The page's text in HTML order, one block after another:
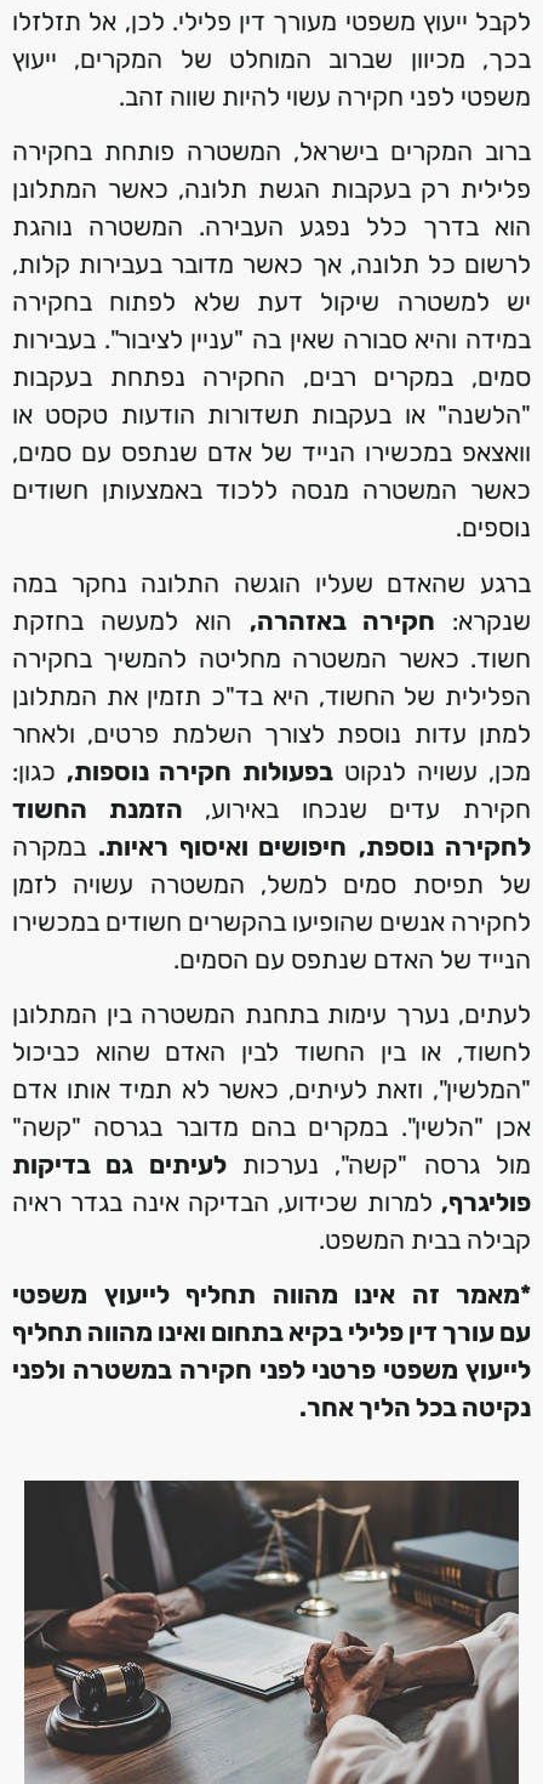
לקבל ייעוץ משפטי מעורך דין פלילי. לכן, אל תזלזלו
בכך, מכיוון שברוב המוחלט של המקרים, ייעוץ
משפטי לפני חקירה עשוי להיות שווה זהב.
ברוב המקרים בישראל, המשטרה פותחת בחקירה
פלילית רק בעקבות הגשת תלונה, כאשר המתלונן
הוא בדרך כלל נפגע העבירה. המשטרה נוהגת
לרשום כל תלונה, אך כאשר מדובר בעבירות קלות,
יש למשטרה שיקול דעת שלא לפתוח בחקירה
במידה והיא סבורה שאין בה "עניין לציבור". בעבירות
סמים, במקרים רבים, החקירה נפתחת בעקבות
"הלשנה" או בעקבות תשדורות הודעות טקסט או
וואצאפ במכשירו הנייד של אדם שנתפס עם סמים,
כאשר המשטרה מנסה ללכוד באמצעותן חשודים
נוספים.
ברגע שהאדם שעליו הוגשה התלונה נחקר במה
שנקרא: חקירה באזהרה, הוא למעשה בחזקת
חשוד. כאשר המשטרה מחליטה להמשיך בחקירה
הפלילית של החשוד, היא בד"כ תזמין את המתלונן
למתן עדות נוספת לצורך השלמת פרטים, ולאחר
מכן, עשויה לנקוטבפעולות חקירה נוספות, כגון:
חקירת עדים שנכחו באירוע, הזמנת החשוד
לחקירה נוספת, חיפושים ואיסוף ראיות. במקרה
של תפיסת סמים למשל, המשטרה עשויה לזמן
לחקירה אנשים שהופיעו בהקשרים חשודים במכשירו
הנייד של האדם שנתפס עם הסמים.
לעתים, נערך עימות בתחנת המשטרה בין המתלונן
לחשוד, או בין החשוד לבין האדם שהוא כביכול
"המלשין", וזאת לעיתים, כאשר לא תמיד אותו אדם
אכן "הלשין". במקרים בהם מדובר בגרסה "קשה"
מול גרסה "קשה", נערכותלעיתים גם בדיקות
פוליגרף, למרות שכידוע, הבדיקה אינה בגדר ראיה
קבילה בבית המשפט.
*מאמר זה אינו מהווה תחליף לייעוץ משפטי
עם עורך דין פלילי בקיא בתחום ואינו מהווה תחליף
לייעוץ משפטי פרטני לפני חקירה במשטרה ולפני
נקיטה בכל הליך אחר.